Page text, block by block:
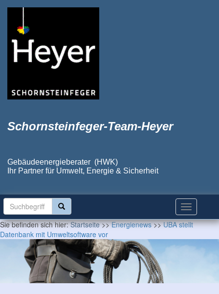
Schornsteinfeger-Team-Heyer
Gebäudeenergieberater (HWK)
Ihr Partner für Umwelt, Energie & Sicherheit
Sie befinden sich hier:Startseite>>Energienews>>UBA stellt
Datenbank mit Umweltsoftware vor